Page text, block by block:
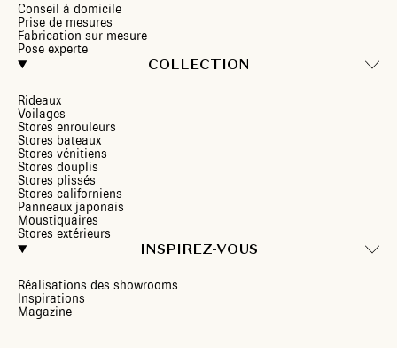
Conseil à domicile
Prise de mesures
Fabrication sur mesure
Pose experte
COLLECTION
Rideaux
Voilages
Stores enrouleurs
Stores bateaux
Stores vénitiens
Stores douplis
Stores plissés
Stores californiens
Panneaux japonais
Moustiquaires
Stores extérieurs
INSPIREZ-VOUS
Réalisations des showrooms
Inspirations
Magazine